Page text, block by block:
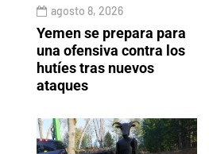
agosto 8, 2026
Yemen se prepara para
una ofensiva contra los
hutíes tras nuevos
ataques